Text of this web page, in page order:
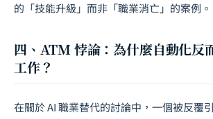
的「技能升級」而非「職業消亡」的案例。
四、ATM 悖論：為什麼自動化反
工作？
在關於 AI 職業替代的討論中，一個被反覆